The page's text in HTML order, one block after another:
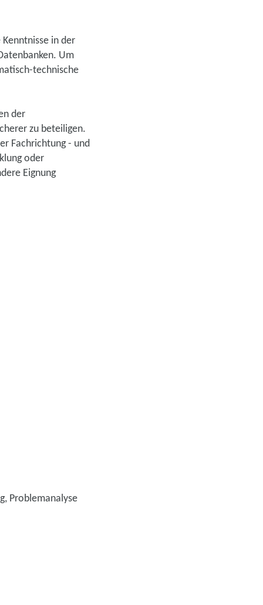
in der
Um
technische
der
zu beteiligen.
Fachrichtung - und
oder
Eignung
Problemanalyse